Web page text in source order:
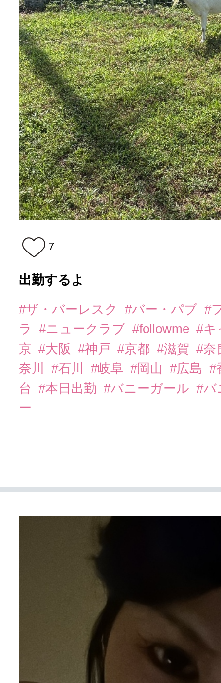
7
出勤するよ
#ザ・バーレスク #バー・パブ #
ラ
#ニュークラブ #followme #キ
京 #大阪 #神戸 #京都 #滋賀 #奈
奈川
#石川 #岐阜 #岡山 #広島
#
台
#本日出勤 #バニーガール #バ
ー